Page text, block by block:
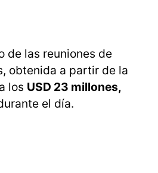
de las reuniones de
obtenida a partir de la
los USD 23 millones,
el día.